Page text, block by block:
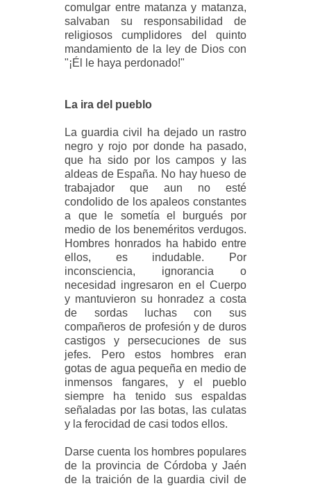
comulgar entre matanza y matanza,
salvaban su responsabilidad de
religiosos cumplidores del quinto
mandamiento de la ley de Dios con
"¡Él le haya perdonado!"
La ira del pueblo
La guardia civil ha dejado un rastro
negro y rojo por donde ha pasado,
que ha sido por los campos y las
aldeas de España. No hay hueso de
trabajador que aun no esté
condolido de los apaleos constantes
a que le sometía el burgués por
medio de los beneméritos verdugos.
Hombres honrados ha habido entre
ellos, es indudable. Por
inconsciencia, ignorancia o
necesidad ingresaron en el Cuerpo
y mantuvieron su honradez a costa
de sordas luchas con sus
compañeros de profesión y de duros
castigos y persecuciones de sus
jefes. Pero estos hombres eran
gotas de agua pequeña en medio de
inmensos fangares, y el pueblo
siempre ha tenido sus espaldas
señaladas por las botas, las culatas
y la ferocidad de casi todos ellos.
Darse cuenta los hombres populares
de la provincia de Córdoba y Jaén
de la traición de la guardia civil de